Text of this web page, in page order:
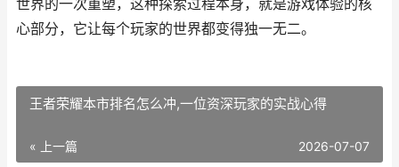
世界的一次重塑，这种探索过程本身，就是游戏体验的核
心部分，它让每个玩家的世界都变得独一无二。
王者荣耀本市排名怎么冲,一位资深玩家的实战心得
« 上一篇 2026-07-07